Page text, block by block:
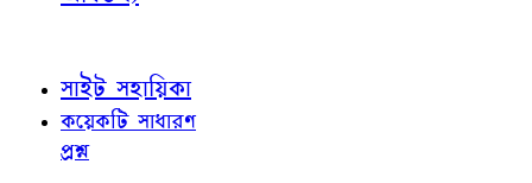
সাইট সহায়িকা
কয়েকটি সাধারণ
প্রশ্ন